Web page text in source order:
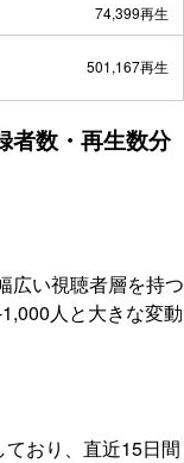
74,399再生
501,167再生
者数・再生数分
広い視聴者層を持つ
人と大きな変動
おり、直近15日間